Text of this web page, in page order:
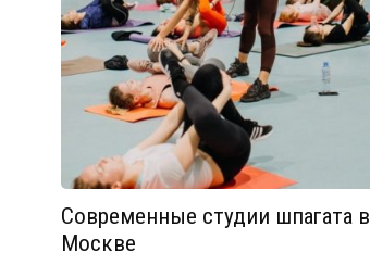
Современные студии шпагата в
Москве